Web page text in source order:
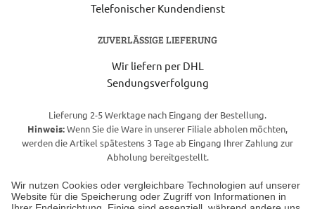
Wir nutzen Cookies oder vergleichbare Technologien auf unserer
Website für die Speicherung oder Zugriff von Informationen in
Telefonischer Kundendienst
ZUVERLÄSSIGE LIEFERUNG
Wir liefern per DHL
Sendungsverfolgung
Lieferung 2-5 Werktage nach Eingang der Bestellung.
Hinweis:Wenn Sie die Ware in unserer Filiale abholen möchten,
werden die Artikel spätestens 3 Tage ab Eingang Ihrer Zahlung zur
Abholung bereitgestellt.
Unser Geschäft in Meckenheim